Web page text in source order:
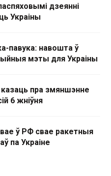
дзеянні
Украіны
павука: навошта ў
мэты для Украіны
пра змяншэнне
6 жніўня
ў РФ свае ракетныя
па Украіне